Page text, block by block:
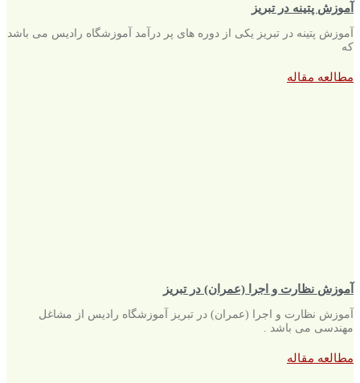
آموزش پتینه در تبریز
آموزش پتینه در تبریز یکی از دوره های پر درآمد آموزشگاه رادیس می باشد
که
مطالعه مقاله
آموزش نظارت و اجرا (عمران) در تبریز
آموزش نظارت و اجرا (عمران) در تبریز آموزشگاه رادیس از مشاغل
مهندسی می باشد .
مطالعه مقاله